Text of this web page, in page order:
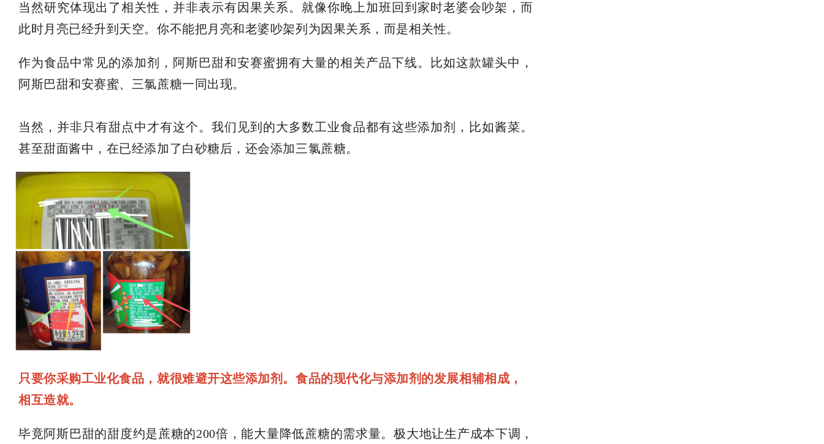
当然研究体现出了相关性，并非表示有因果关系。就像你晚上加班回到家时老婆会吵架，而
此时月亮已经升到天空。你不能把月亮和老婆吵架列为因果关系，而是相关性。
作为食品中常见的添加剂，阿斯巴甜和安赛蜜拥有大量的相关产品下线。比如这款罐头中，
阿斯巴甜和安赛蜜、三氯蔗糖一同出现。
当然，并非只有甜点中才有这个。我们见到的大多数工业食品都有这些添加剂，比如酱菜。
甚至甜面酱中，在已经添加了白砂糖后，还会添加三氯蔗糖。
只要你采购工业化食品，就很难避开这些添加剂。食品的现代化与添加剂的发展相辅相成，
相互造就。
毕竟阿斯巴甜的甜度约是蔗糖的200倍，能大量降低蔗糖的需求量。极大地让生产成本下调，